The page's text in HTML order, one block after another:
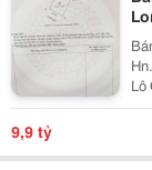
Lô
9,9 tỷ